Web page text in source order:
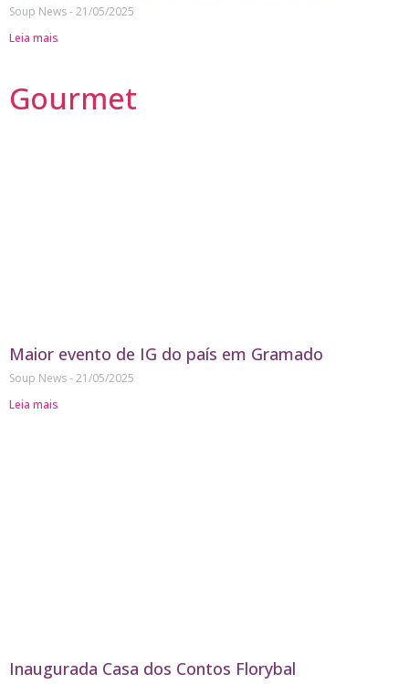
Soup News 21/05/2025
Leia mais
Gourmet
Maior evento de IG do país em Gramado
Soup News 21/05/2025
Leia mais
Inaugurada Casa dos Contos Florybal